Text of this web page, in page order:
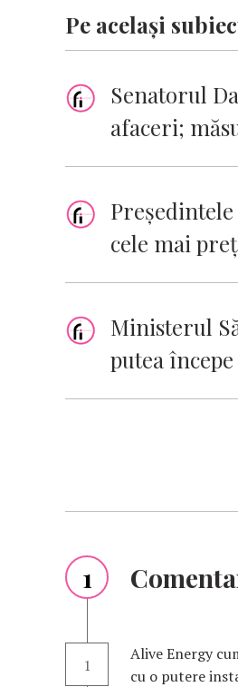
Pe același
Senatorul
afaceri;
cele mai
Ministerul
putea
1
1
Alive Energy
cu o putere